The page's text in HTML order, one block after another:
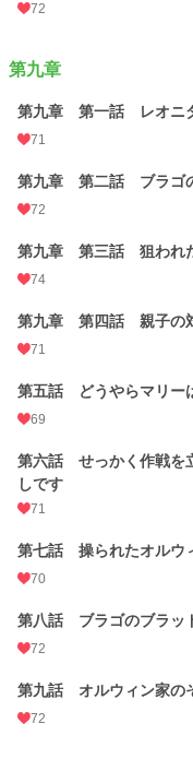
72
第九章
第九章 第一話 レオニ
71
第九章 第二話 ブラゴ
72
第九章 第三話 狙われ
74
第九章 第四話 親子の
71
第五話 どうやらマリー
69
第六話 せっかく作戦を
しです
71
第七話 操られたオルウ
70
第八話 ブラゴのブラッ
72
第九話 オルウィン家の
72